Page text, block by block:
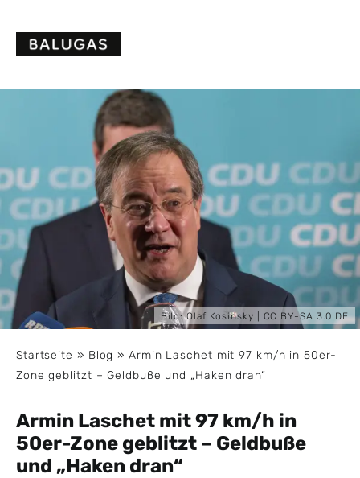
content
Bild:Olaf Kosinsky CC BY-SA 3.0 DE
Startseite » Blog »Armin Laschet mit 97 km/h in 50er-
Zone geblitzt – Geldbuße und „Haken dran“
Armin Laschet mit 97 km/h in
50er-Zone geblitzt – Geldbuße
und „Haken dran“